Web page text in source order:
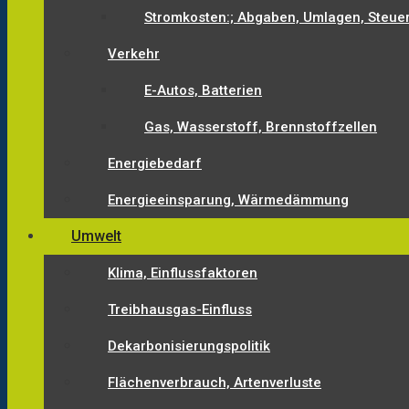
Stromkosten:; Abgaben, Umlagen,
Verkehr
E-Autos, Batterien
Gas, Wasserstoff, Brennstoffzellen
Energiebedarf
Energieeinsparung, Wärmedämmung
Umwelt
Klima, Einflussfaktoren
Treibhausgas-Einfluss
Dekarbonisierungspolitik
Flächenverbrauch, Artenverluste